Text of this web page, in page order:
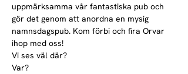
uppmärksamma vår fantastiska pub och
gör det genom att anordna en mysig
namnsdagspub. Kom förbi och fira Orvar
ihop med oss!
Vi ses väl där?
Var?